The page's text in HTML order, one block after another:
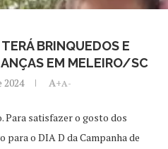
BRINQUEDOS E
EM MELEIRO/SC
2024 A+A-
Para satisfazer o gosto dos
o DIA D da Campanha de